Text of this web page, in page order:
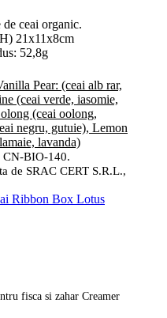
ceai organic.
21x11x8cm
52,8g
Pear: (ceai alb rar,
(ceai verde, iasomie,
(ceai oolong,
negru, gutuie), Lemon
lavanda)
CN-BIO-140.
de SRAC CERT S.R.L.,
Ribbon Box Lotus
fisca si zahar Creamer